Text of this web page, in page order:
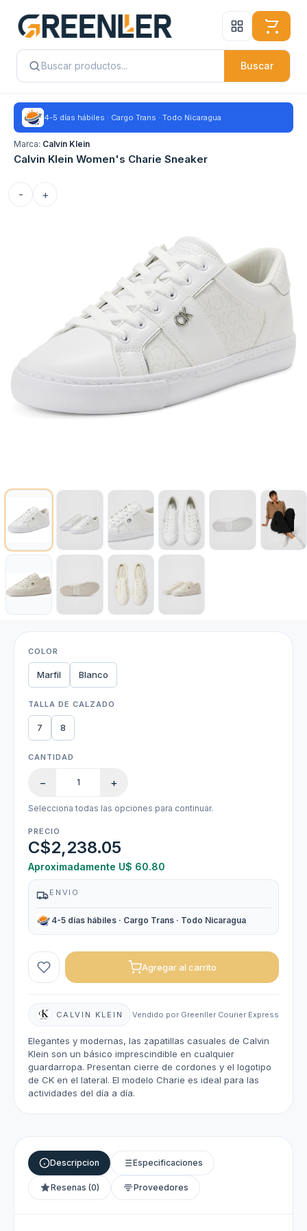
Buscar
4-5 días hábiles · Cargo Trans · Todo Nicaragua
Marca: Calvin Klein
Calvin Klein Women's Charie Sneaker
- +
CALVIN KLEIN Vendido por Greenller Courier Express
Elegantes y modernas, las zapatillas casuales de Calvin
Klein son un básico imprescindible en cualquier
guardarropa. Presentan cierre de cordones y el logotipo
de CK en el lateral. El modelo Charie es ideal para las
actividades del día a día.
PRECIO
C$2,238.05
Aproximadamente U$ 60.80
ENVIO
4-5 días hábiles · Cargo Trans · Todo Nicaragua
COLOR
Marfil Blanco
TALLA DE CALZADO
7 8
CANTIDAD
− +
Selecciona todas las opciones para continuar.
Agregar al carrito
Descripcion Especificaciones
Resenas (0) Proveedores